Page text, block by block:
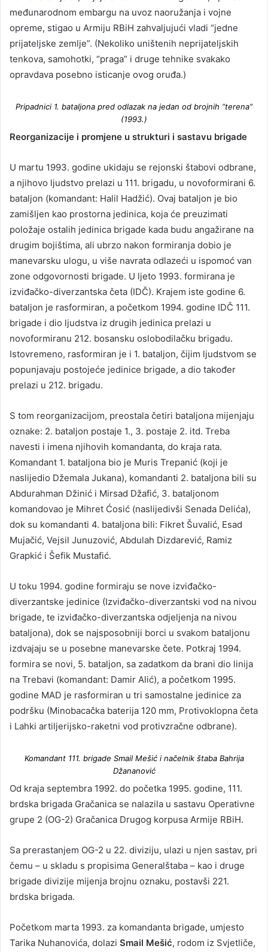
međunarodnom embargu na uvoz naoružanja i vojne
opreme, stigao u Armiju RBiH zahvaljujući vladi “jedne
prijateljske zemlje”. (Nekoliko uništenih neprijateljskih
tenkova, samohotki, “praga” i druge tehnike svakako
opravdava posebno isticanje ovog oruđa.)
Pripadnici 1. bataljona pred odlazak na jedan od brojnih “terena”
(1993.)
Reorganizacije i promjene u strukturi i sastavu brigade
U martu 1993. godine ukidaju se rejonski štabovi odbrane,
a njihovo ljudstvo prelazi u 111. brigadu, u novoformirani 6.
bataljon (komandant: Halil Hadžić). Ovaj bataljon je bio
zamišljen kao prostorna jedinica, koja će preuzimati
položaje ostalih jedinica brigade kada budu angažirane na
drugim bojištima, ali ubrzo nakon formiranja dobio je
manevarsku ulogu, u više navrata odlazeći u ispomoć van
zone odgovornosti brigade. U ljeto 1993. formirana je
izviđačko-diverzantska četa (IDČ). Krajem iste godine 6.
bataljon je rasformiran, a početkom 1994. godine IDČ 111.
brigade i dio ljudstva iz drugih jedinica prelazi u
novoformiranu 212. bosansku oslobodilačku brigadu.
Istovremeno, rasformiran je i 1. bataljon, čijim ljudstvom se
popunjavaju postojeće jedinice brigade, a dio također
prelazi u 212. brigadu.
S tom reorganizacijom, preostala četiri bataljona mijenjaju
oznake: 2. bataljon postaje 1., 3. postaje 2. itd. Treba
navesti i imena njihovih komandanta, do kraja rata.
Komandant 1. bataljona bio je Muris Trepanić (koji je
naslijedio Džemala Jukana), komandanti 2. bataljona bili su
Abdurahman Džinić i Mirsad Džafić, 3. bataljonom
komandovao je Mihret Ćosić (naslijedivši Senada Delića),
dok su komandanti 4. bataljona bili: Fikret Šuvalić, Esad
Mujačić, Vejsil Junuzović, Abdulah Dizdarević, Ramiz
Grapkić i Šefik Mustafić.
U toku 1994. godine formiraju se nove izviđačko-
diverzantske jedinice (Izviđačko-diverzantski vod na nivou
brigade, te izviđačko-diverzantska odjeljenja na nivou
bataljona), dok se najsposobniji borci u svakom bataljonu
izdvajaju se u posebne manevarske čete. Potkraj 1994.
formira se novi, 5. bataljon, sa zadatkom da brani dio linija
na Trebavi (komandant: Damir Alić), a početkom 1995.
godine MAD je rasformiran u tri samostalne jedinice za
podršku (Minobacačka baterija 120 mm, Protivoklopna četa
i Lahki artiljerijsko-raketni vod protivzračne odbrane).
Komandant 111. brigade Smail Mešić i načelnik štaba Bahrija
Džananović
Od kraja septembra 1992. do početka 1995. godine, 111.
brdska brigada Gračanica se nalazila u sastavu Operativne
grupe 2 (OG-2) Gračanica Drugog korpusa Armije RBiH.
Sa prerastanjem OG-2 u 22. diviziju, ulazi u njen sastav, pri
čemu – u skladu s propisima Generalštaba – kao i druge
brigade divizije mijenja brojnu oznaku, postavši 221.
brdska brigada.
Početkom marta 1993. za komandanta brigade, umjesto
Tarika Nuhanovića, dolazi Smail Mešić, rodom iz Svjetliče,